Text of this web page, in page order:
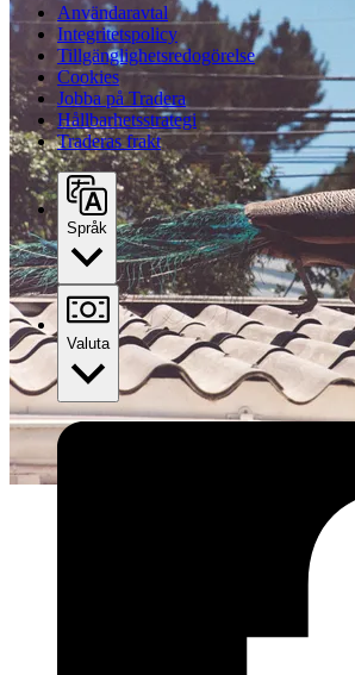
Användaravtal
Integritetspolicy
Tillgänglighetsredogörelse
Cookies
Jobba på Tradera
Hållbarhetsstrategi
Traderas frakt
Språk
Valuta